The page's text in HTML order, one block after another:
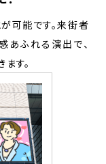
可能です。来街者
あふれる演出で、
す。